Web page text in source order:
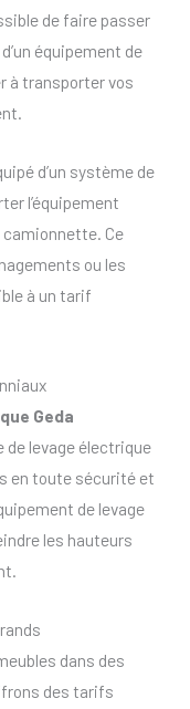
de faire passer
équipement de
à transporter vos
d’un système de
l’équipement
Ce
ou les
à un tarif
Geda
de levage électrique
en toute sécurité et
de levage
les hauteurs
dans des
des tarifs